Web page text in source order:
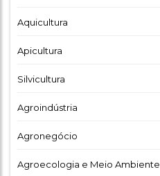
Aquicultura
Apicultura
Silvicultura
Agroindústria
Agronegócio
Agroecologia e Meio Ambiente